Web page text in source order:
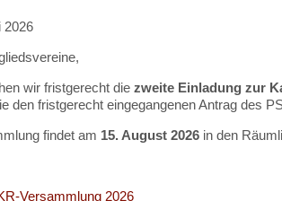
2026
wir fristgerecht die zweite Einladung zur
den fristgerecht eingegangenen Antrag des
findet am 15. August 2026in den
Versammlung 2026